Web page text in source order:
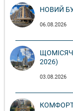
НОВИЙ
06.08.2026
2026)
03.08.2026